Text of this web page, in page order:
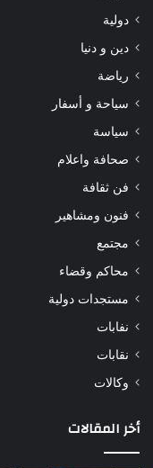
دولية
دين و دنيا
رياضة
سياحة و أسفار
سياسة
صحافة واعلام
فن ثقافة
فنون ومشاهير
مجتمع
محاكم وقضاء
مستجدات دولية
نفابات
نقابات
وكالات
أخر المقالات